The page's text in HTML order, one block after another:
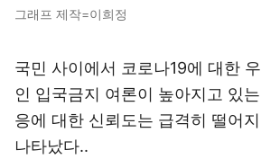
그래프 제작=이희정
국민 사이에서 코로나19에 대한
인 입국금지 여론이 높아지고 있
응에 대한 신뢰도는 급격히 떨어
나타났다..